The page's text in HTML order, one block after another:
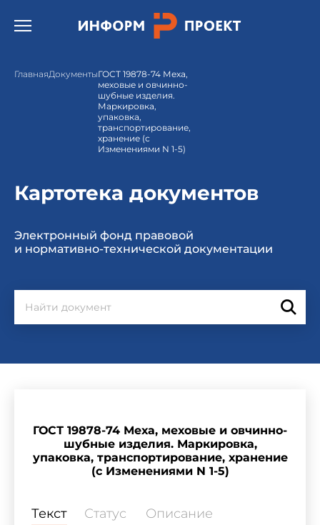
Открыть бургер меню.
ГлавнаяДокументыГОСТ 19878-74 Меха,
меховые и овчинно-
шубные изделия.
Маркировка,
упаковка,
транспортирование,
хранение (с
Изменениями N 1-5)
Картотека документов
Электронный фонд правовой
и нормативно-технической документации
ГОСТ 19878-74 Меха, меховые и овчинно-
шубные изделия. Маркировка,
упаковка, транспортирование, хранение
(с Изменениями N 1-5)
Текст Статус Описание